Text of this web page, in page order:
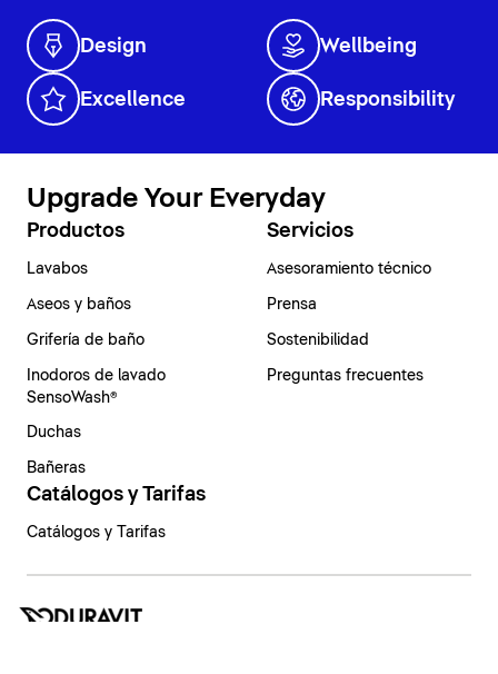
Design Wellbeing
Excellence Responsibility
Upgrade Your Everyday
Productos
Lavabos
Aseos y baños
Grifería de baño
Inodoros de lavado
SensoWash®
Duchas
Bañeras
Servicios
Asesoramiento técnico
Prensa
Sostenibilidad
Preguntas frecuentes
Catálogos y Tarifas
Catálogos y Tarifas